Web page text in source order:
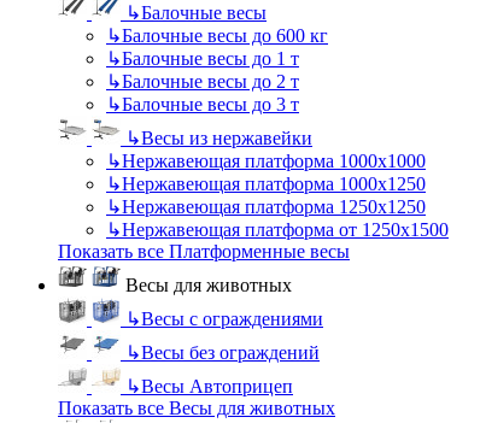
↳Балочные весы
↳Балочные весы до 600 кг
↳Балочные весы до 1 т
↳Балочные весы до 2 т
↳Балочные весы до 3 т
↳Весы из нержавейки
↳Нержавеющая платформа 1000х1000
↳Нержавеющая платформа 1000х1250
↳Нержавеющая платформа 1250х1250
↳Нержавеющая платформа от 1250х1500
Показать все Платформенные весы
Весы для животных
↳Весы с ограждениями
↳Весы без ограждений
↳Весы Автоприцеп
Показать все Весы для животных